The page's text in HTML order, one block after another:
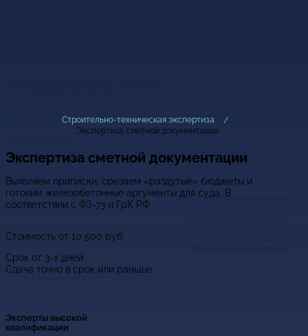
Мы онлайн,пишите
alliance-ekspert@yandex.ru
Меню сайта
Строительно-техническая экспертиза
Экспертиза сметной документации
Экспертиза сметной документации
Выявляем приписки, срезаем «раздутые» бюджеты и
готовим железобетонные аргументы для суда. В
соответствии с ФЗ-73 и ГрК РФ
Стоимость от 10 500 руб.
Срок от 3-х дней
Сдача точно в срок или раньше
Эксперты высокой
квалификации